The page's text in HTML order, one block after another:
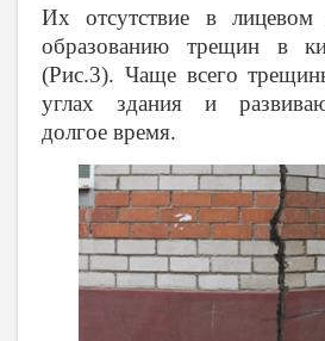
Их отсутствие в
образованию трещин в
(Рис.3). Чаще всего
углах здания и
долгое время.